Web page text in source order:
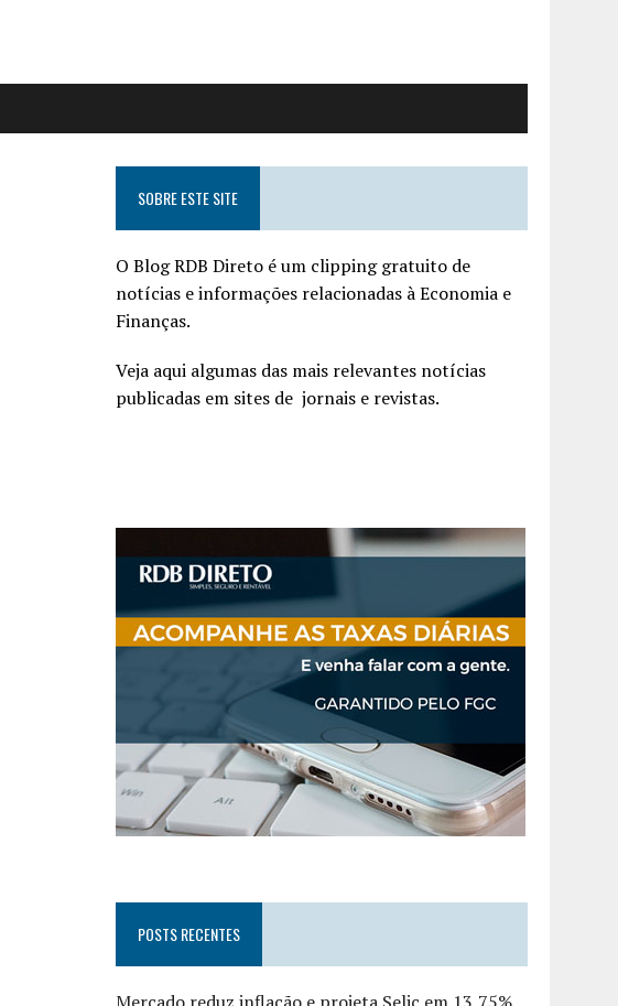
SOBRE ESTE SITE
O Blog RDB Direto é um clipping gratuito de
notícias e informações relacionadas à Economia e
Finanças.
Veja aqui algumas das mais relevantes notícias
publicadas em sites de jornais e revistas.
POSTS RECENTES
Mercado reduz inflação e projeta Selic em 13,75%